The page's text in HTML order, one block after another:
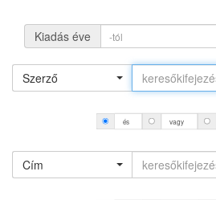
Kiadás éve
Szerző
és vagy
Cím